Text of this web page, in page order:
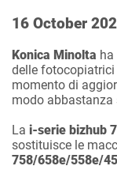
16 October
Konica Minolta
delle
momento di
modo
La i-serie bizhub
sostituisce le
758/658e/558e/